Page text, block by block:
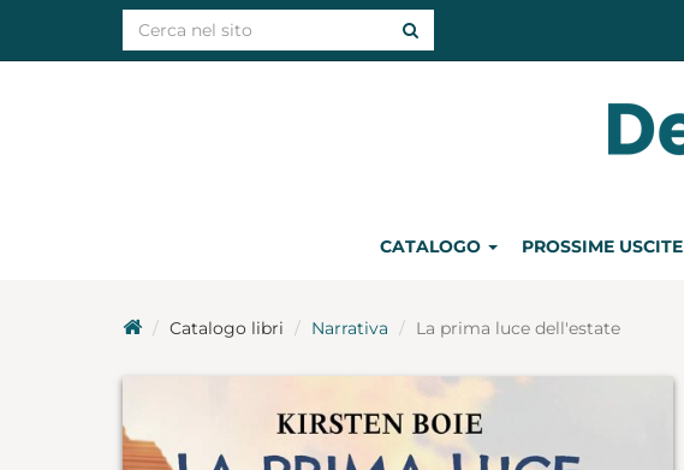
CATALOGO PROSSIME USCITE
Catalogo libri Narrativa La prima luce dell'estate